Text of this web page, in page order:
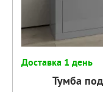
Доставка 1 день
Тумба